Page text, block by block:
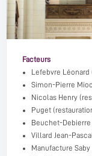
Facteurs
Lefebvre Léonard
Simon-Pierre
Nicolas Henry
Puget
Beuchet-Debierre
Villard Jean-Pascal
Manufacture Saby